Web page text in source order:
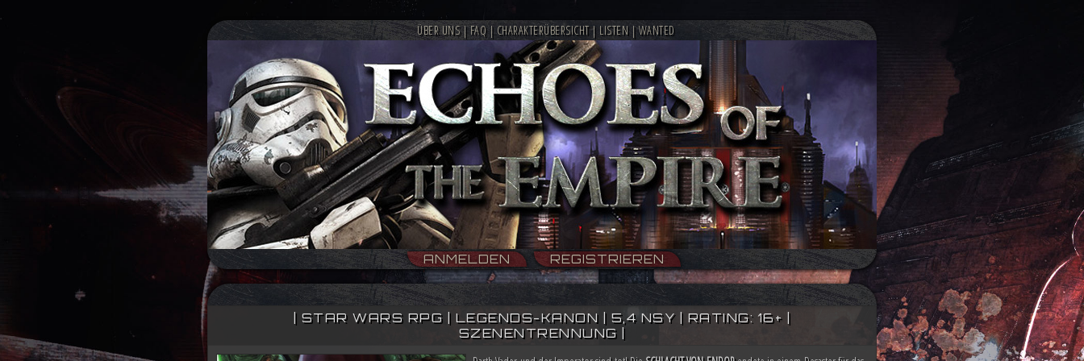
ÜBER UNS| FAQ| CHARAKTERÜBERSICHT| LISTEN|WANTED
ANMELDEN REGISTRIEREN
| STAR WARS RPG | LEGENDS-KANON | 5,4 NSY | RATING: 16+ |
SZENENTRENNUNG |